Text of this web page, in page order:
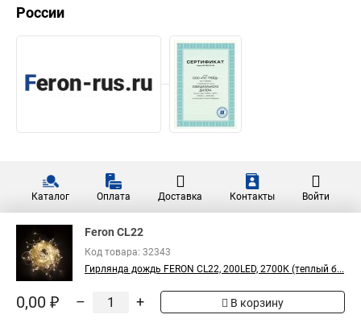
России
Каталог Оплата Доставка Контакты Войти
Feron CL22
Код товара: 32343
Гирлянда дождь FERON CL22, 200LED, 2700К (теплый б...
0,00 ₽ – + В корзину